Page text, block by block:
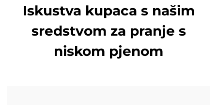
Iskustva kupaca s našim
sredstvom za pranje s
niskom pjenom